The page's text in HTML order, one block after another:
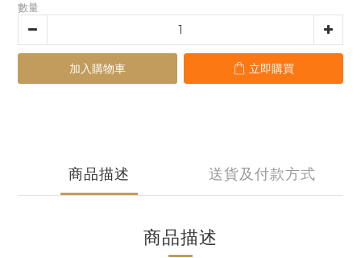
數量
加入購物車 立即購買
商品描述 送貨及付款方式
商品描述